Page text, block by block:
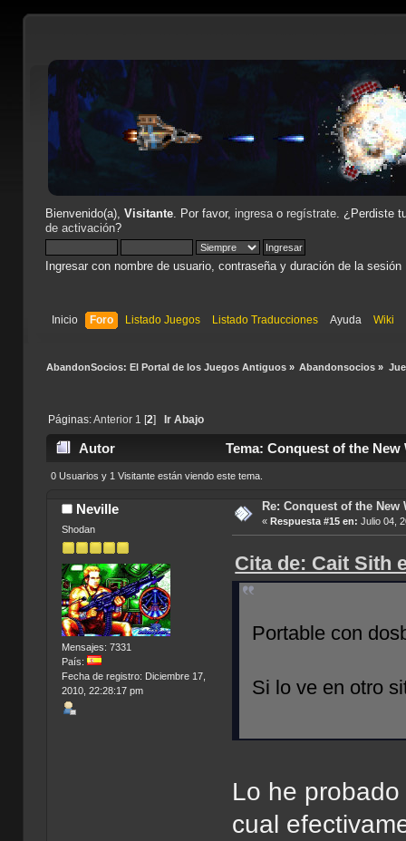
Bienvenido(a), Visitante. Por favor, ingresao regístrate. ¿Perdiste
de activación?
Ingresar con nombre de usuario, contraseña y duración de la sesión
Inicio Foro Listado Juegos Listado Traducciones Ayuda Wiki
AbandonSocios: El Portal de los Juegos Antiguos» Abandonsocios »
Páginas:Anterior 1 [2] Ir Abajo
Autor Tema: Conquest of the
0 Usuarios y 1 Visitante están viendo este tema.
Neville
Shodan
Mensajes: 7331
País:
Fecha de registro: Diciembre 17,
2010, 22:28:17 pm
Re: Conquest of the New
« Respuesta #15 en: Julio 04,
Cita de: Cait Sith
Portable con
Si lo ve en otro
Lo he
cual